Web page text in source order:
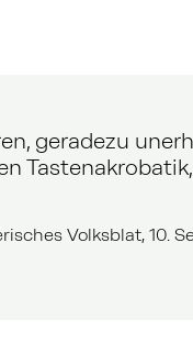
geradezu
Volksblat, 10.